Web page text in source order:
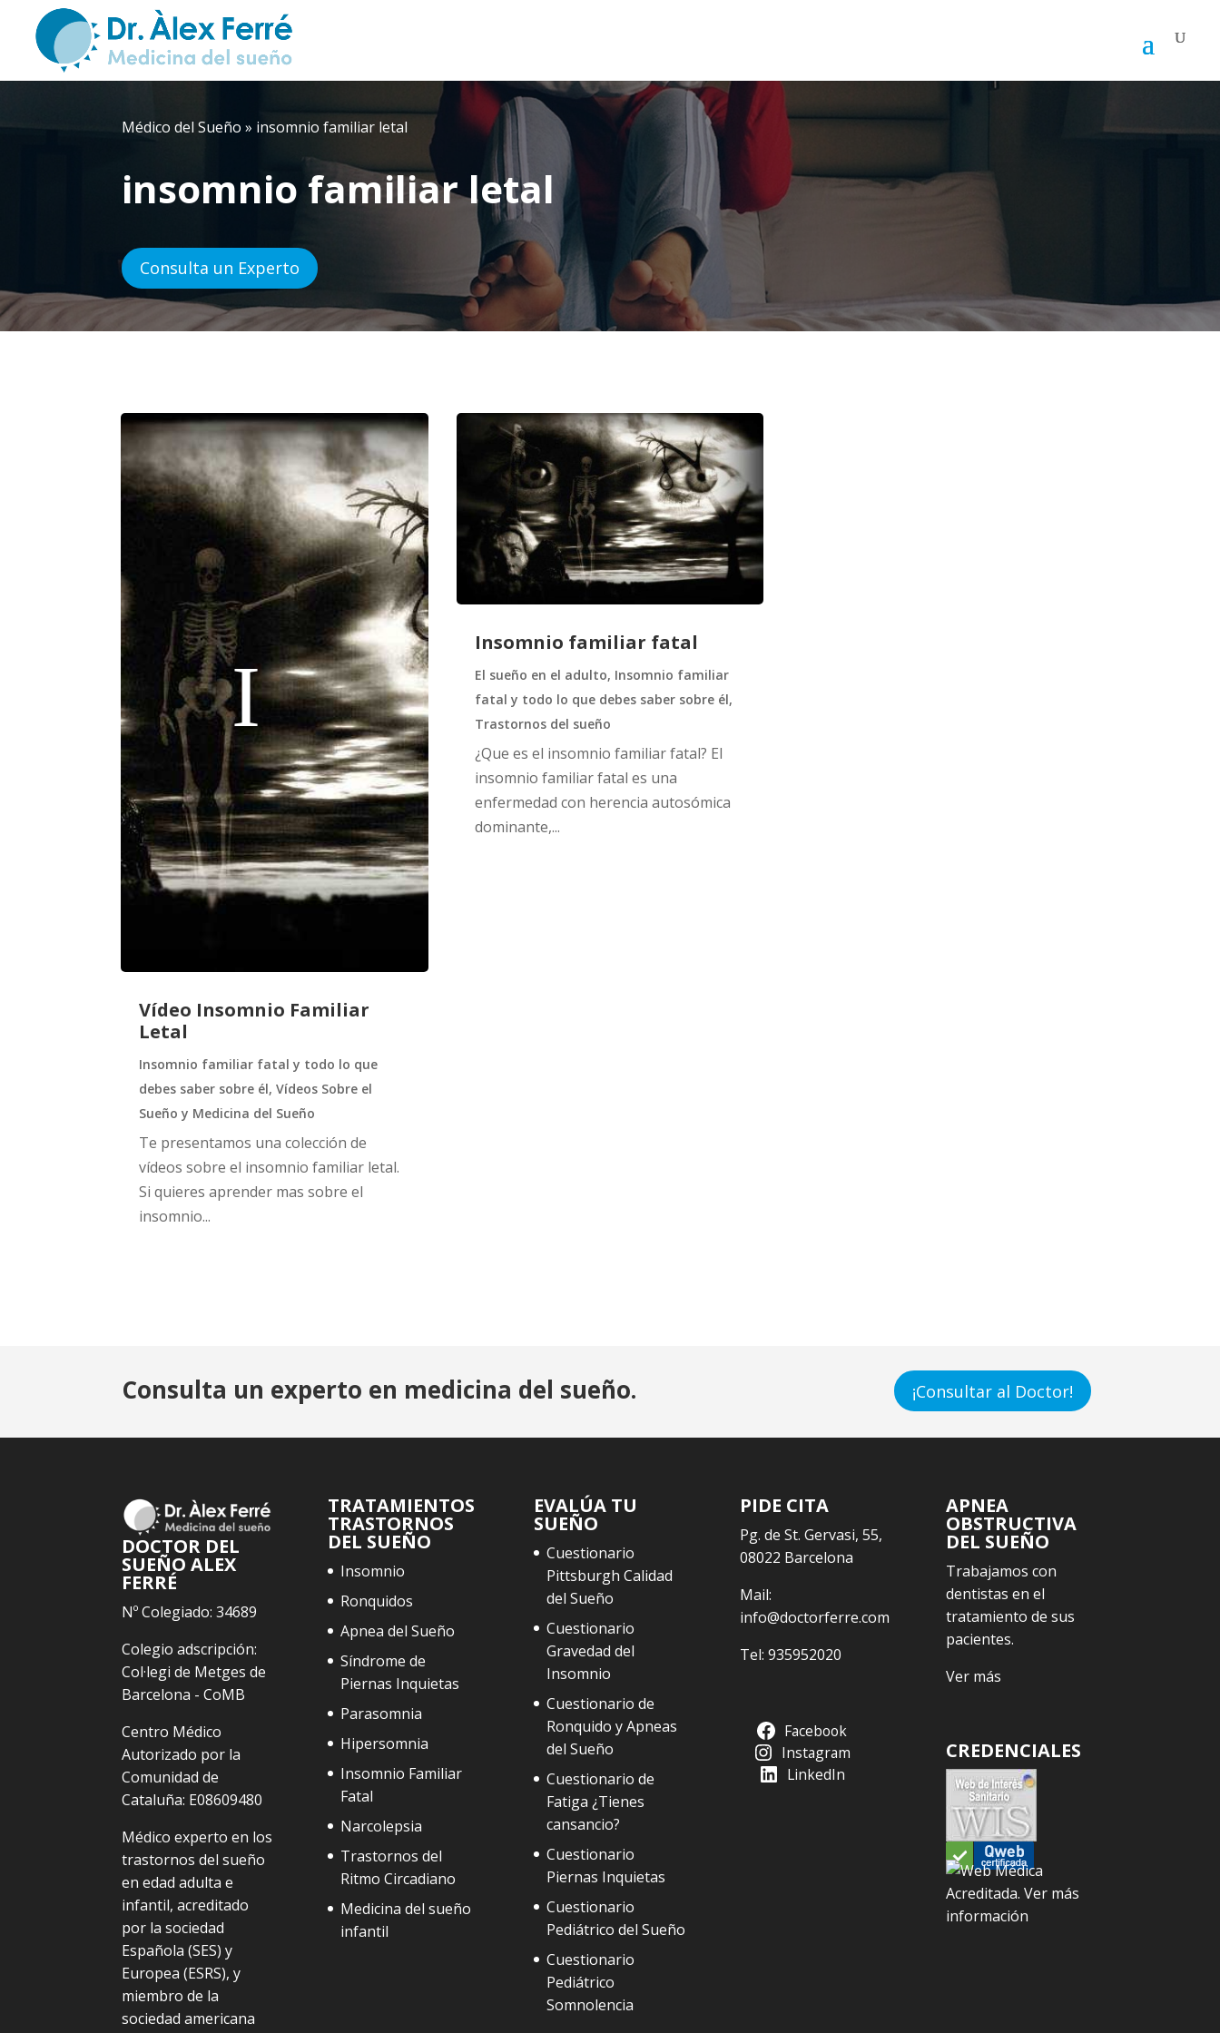
Médico del Sueño » insomnio familiar letal
insomnio familiar letal
Consulta un Experto
Vídeo Insomnio Familiar
Letal
Insomnio familiar fatal y todo lo que
debes saber sobre él,Vídeos Sobre el
Sueño y Medicina del Sueño
Te presentamos una colección de
vídeos sobre el insomnio familiar letal.
Si quieres aprender mas sobre el
insomnio...
Insomnio familiar fatal
El sueño en el adulto, Insomnio familiar
fatal y todo lo que debes saber sobre él,
Trastornos del sueño
¿Que es el insomnio familiar fatal? El
insomnio familiar fatal es una
enfermedad con herencia autosómica
dominante,...
Consulta un experto en medicina del sueño. ¡Consultar al Doctor!
DOCTOR DEL
SUEÑO ALEX
FERRÉ
Nº Colegiado: 34689
Colegio adscripción:
Col·legi de Metges de
Barcelona - CoMB
Centro Médico
Autorizado por la
Comunidad de
Cataluña: E08609480
Médico experto en los
trastornos del sueño
en edad adulta e
infantil, acreditado
por la sociedad
Española (SES) y
Europea (ESRS), y
miembro de la
sociedad americana
TRATAMIENTOS
TRASTORNOS
DEL SUEÑO
Insomnio
Ronquidos
Apnea del Sueño
Síndrome de
Piernas Inquietas
Parasomnia
Hipersomnia
Insomnio Familiar
Fatal
Narcolepsia
Trastornos del
Ritmo Circadiano
Medicina del sueño
infantil
EVALÚA TU
SUEÑO
Cuestionario
Pittsburgh Calidad
del Sueño
Cuestionario
Gravedad del
Insomnio
Cuestionario de
Ronquido y Apneas
del Sueño
Cuestionario de
Fatiga ¿Tienes
cansancio?
Cuestionario
Piernas Inquietas
Cuestionario
Pediátrico del Sueño
Cuestionario
Pediátrico
Somnolencia
PIDE CITA
Pg. de St. Gervasi, 55,
08022 Barcelona
Mail:
info@doctorferre.com
Tel: 935952020
Facebook
Instagram
LinkedIn
APNEA
OBSTRUCTIVA
DEL SUEÑO
Trabajamos con
dentistas en el
tratamiento de sus
pacientes.
Ver más
CREDENCIALES